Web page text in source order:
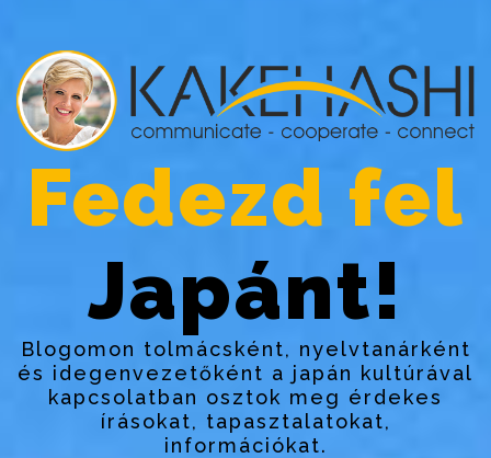
Fedezd fel
Japánt!
Blogomon tolmácsként, nyelvtanárként
és idegenvezetőként a japán kultúrával
kapcsolatban osztok meg érdekes
írásokat, tapasztalatokat,
információkat.